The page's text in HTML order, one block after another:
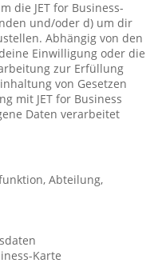
die JET for Business-
und/oder d) um dir
Abhängig von den
Einwilligung oder die
zur Erfüllung
von Gesetzen
mit JET for Business
Daten verarbeitet
Abteilung,
Karte